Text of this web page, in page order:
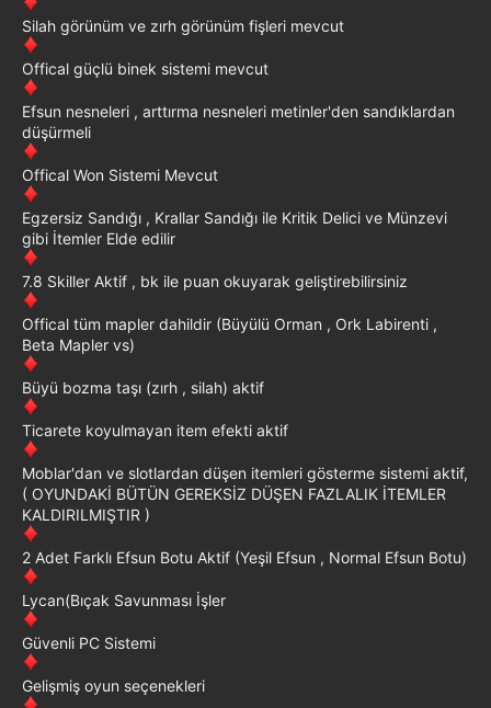
Silah görünüm ve zırh görünüm fişleri mevcut
Offical güçlü binek sistemi mevcut
Efsun nesneleri , arttırma nesneleri metinler'den sandıklardan
düşürmeli
Offical Won Sistemi Mevcut
Egzersiz Sandığı , Krallar Sandığı ile Kritik Delici ve Münzevi
gibi İtemler Elde edilir
7.8 Skiller Aktif , bk ile puan okuyarak geliştirebilirsiniz
Offical tüm mapler dahildir (Büyülü Orman , Ork Labirenti ,
Beta Mapler vs)
Büyü bozma taşı (zırh , silah) aktif
Ticarete koyulmayan item efekti aktif
Moblar'dan ve slotlardan düşen itemleri gösterme sistemi aktif,
( OYUNDAKİ BÜTÜN GEREKSİZ DÜŞEN FAZLALIK İTEMLER
KALDIRILMIŞTIR )
2 Adet Farklı Efsun Botu Aktif (Yeşil Efsun , Normal Efsun Botu)
Lycan(Bıçak Savunması İşler
Güvenli PC Sistemi
Gelişmiş oyun seçenekleri